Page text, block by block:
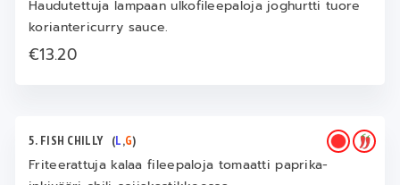
Haudutettuja lampaan ulkofileepaloja joghurtti tuore
koriantericurry sauce.
€13.20
5. FISH CHILLY (L,G)
Friteerattuja kalaa fileepaloja tomaatti paprika-